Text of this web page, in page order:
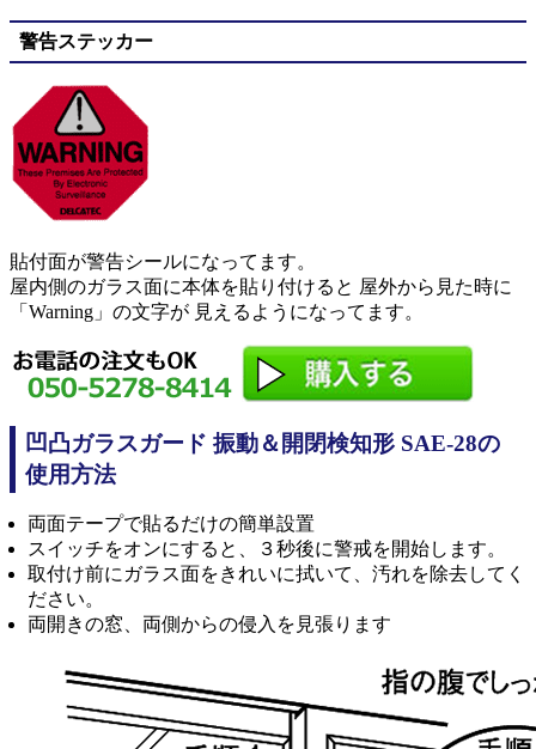
警告ステッカー
貼付面が警告シールになってます。
屋内側のガラス面に本体を貼り付けると 屋外から見た時に
「Warning」の文字が 見えるようになってます。
凹凸ガラスガード 振動＆開閉検知形 SAE-28の
使用方法
両面テープで貼るだけの簡単設置
スイッチをオンにすると、３秒後に警戒を開始します。
取付け前にガラス面をきれいに拭いて、汚れを除去してく
ださい。
両開きの窓、両側からの侵入を見張ります